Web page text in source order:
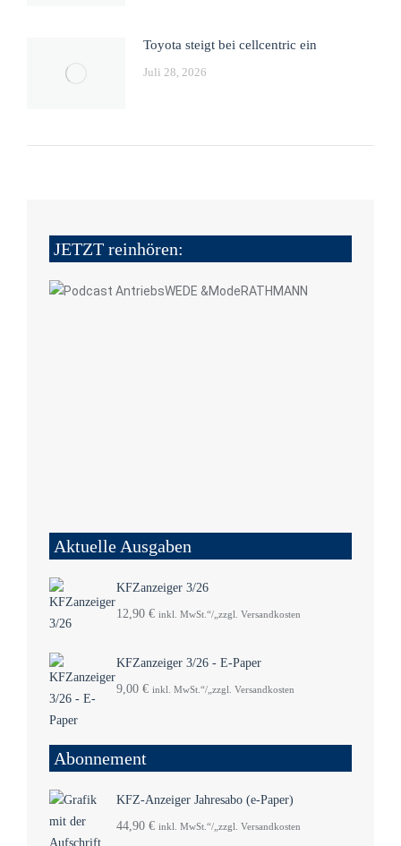
Toyota steigt bei cellcentric ein
Juli 28, 2026
JETZT reinhören:
Aktuelle Ausgaben
KFZanzeiger 3/26
12,90 € inkl. MwSt.“/„zzgl. Versandkosten
KFZanzeiger 3/26 - E-Paper
9,00 € inkl. MwSt.“/„zzgl. Versandkosten
Abonnement
KFZ-Anzeiger Jahresabo (e-Paper)
44,90 € inkl. MwSt.“/„zzgl. Versandkosten